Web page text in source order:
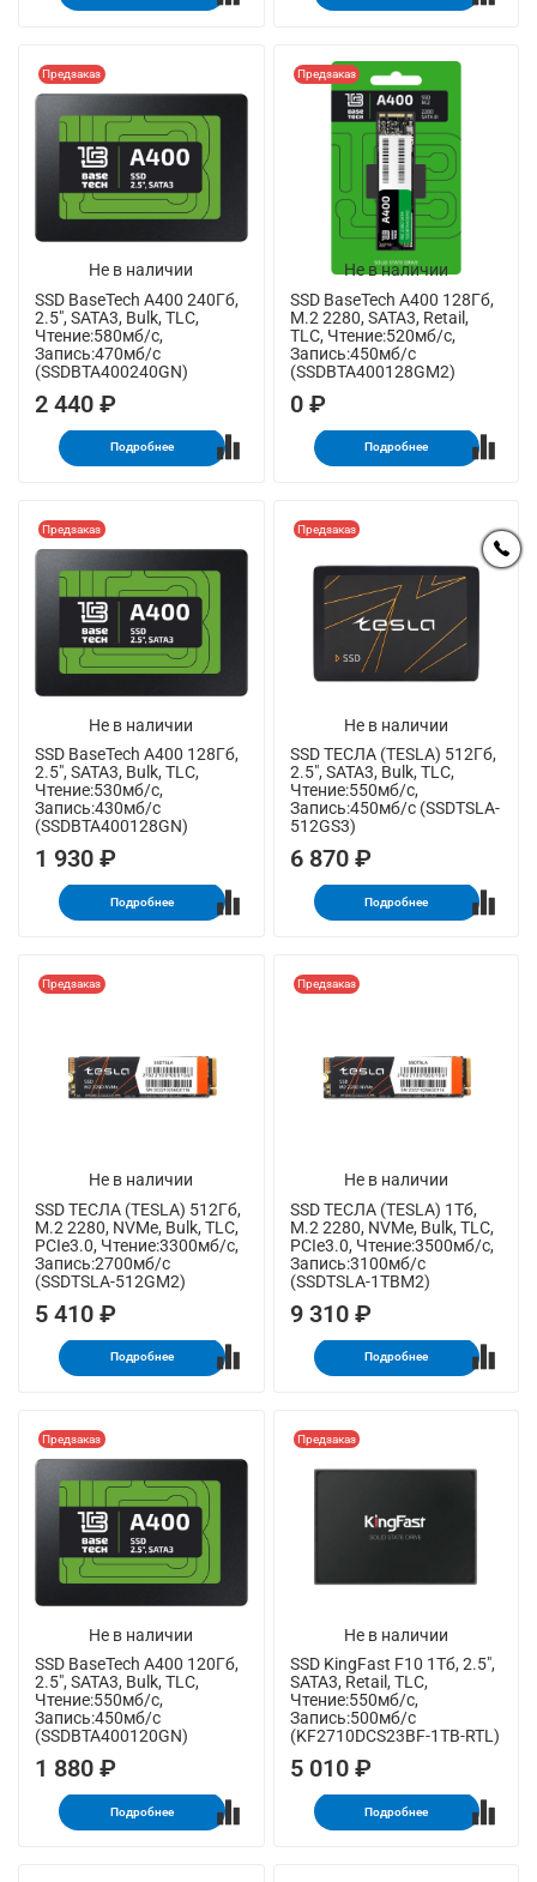
Не в наличии
Предзаказ
SSD BaseTech A400 240Гб,
2.5", SATA3, Bulk, TLC,
Чтение:580мб/с,
Запись:470мб/с
(SSDBTA400240GN)
2 440 ₽
Подробнее
Не в наличии
Предзаказ
SSD BaseTech A400 128Гб,
M.2 2280, SATA3, Retail,
TLC, Чтение:520мб/с,
Запись:450мб/с
(SSDBTA400128GM2)
0 ₽
Подробнее
Не в наличии
Предзаказ
SSD BaseTech A400 128Гб,
2.5", SATA3, Bulk, TLC,
Чтение:530мб/с,
Запись:430мб/с
(SSDBTA400128GN)
1 930 ₽
Подробнее
Не в наличии
Предзаказ
SSD ТЕСЛА (TESLA) 512Гб,
2.5", SATA3, Bulk, TLC,
Чтение:550мб/с,
Запись:450мб/с (SSDTSLA-
512GS3)
6 870 ₽
Подробнее
Не в наличии
Предзаказ
SSD ТЕСЛА (TESLA) 512Гб,
M.2 2280, NVMe, Bulk, TLC,
PCIe3.0, Чтение:3300мб/с,
Запись:2700мб/с
(SSDTSLA-512GM2)
5 410 ₽
Подробнее
Не в наличии
Предзаказ
SSD ТЕСЛА (TESLA) 1Тб,
M.2 2280, NVMe, Bulk, TLC,
PCIe3.0, Чтение:3500мб/с,
Запись:3100мб/с
(SSDTSLA-1TBM2)
9 310 ₽
Подробнее
Не в наличии
Предзаказ
SSD BaseTech A400 120Гб,
2.5", SATA3, Bulk, TLC,
Чтение:550мб/с,
Запись:450мб/с
(SSDBTA400120GN)
1 880 ₽
Подробнее
Не в наличии
Предзаказ
SSD KingFast F10 1Тб, 2.5",
SATA3, Retail, TLC,
Чтение:550мб/с,
Запись:500мб/с
(KF2710DCS23BF-1TB-RTL)
5 010 ₽
Подробнее